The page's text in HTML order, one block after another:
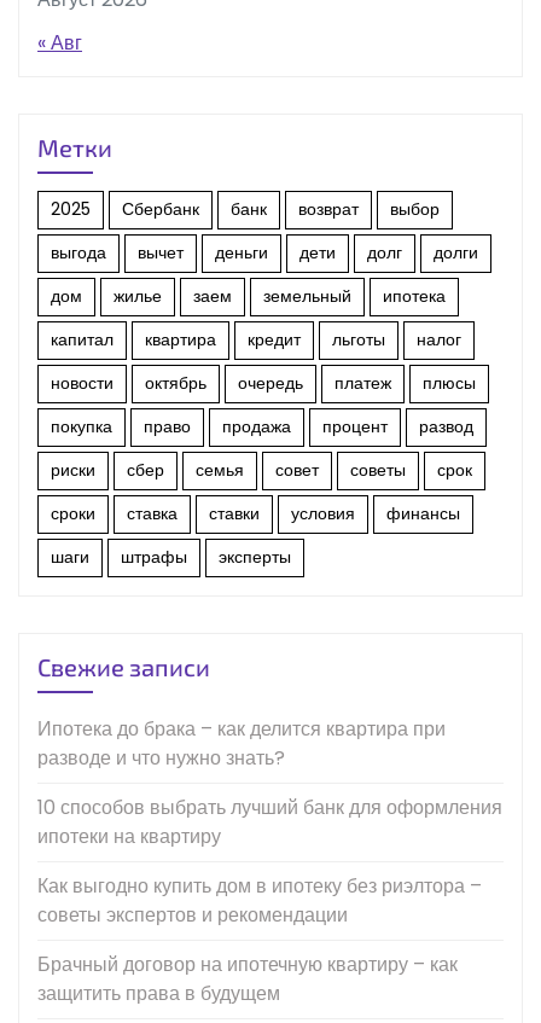
« Авг
Метки
2025 Сбербанк банк возврат
выбор
выгода
вычет деньги дети долг
долги
дом
жилье заем земельный
ипотека
капитал
квартира кредит льготы
налог
новости
октябрь очередь платеж
плюсы
покупка
право продажа процент
развод
риски
сбер семья совет советы
срок
сроки
ставка ставки условия
финансы
шаги
штрафы эксперты
Свежие записи
Ипотека до брака – как делится квартира при
разводе и что нужно знать?
10 способов выбрать лучший банк для оформления
ипотеки на квартиру
Как выгодно купить дом в ипотеку без риэлтора –
советы экспертов и рекомендации
Брачный договор на ипотечную квартиру – как
защитить права в будущем